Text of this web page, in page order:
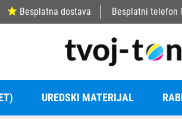
Besplatna dostava Besplatni telefon
UREDSKI MATERIJAL